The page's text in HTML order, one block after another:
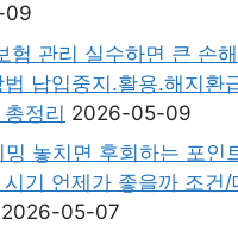
09
험 관리 실수하면 큰 손
납입중지.활용.해지환
정리 2026-05-09
밍 놓치면 후회하는 포인
기 언제가 좋을까 조건/
2026-05-07